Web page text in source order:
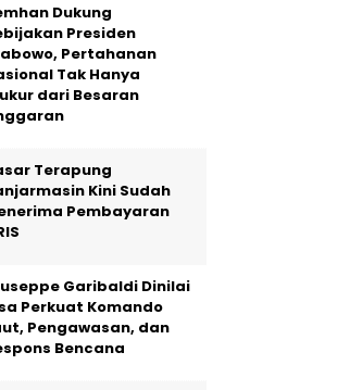
Dukung
Presiden
Pertahanan
Tak Hanya
dari Besaran
Terapung
Kini Sudah
Pembayaran
Garibaldi Dinilai
Perkuat Komando
Pengawasan, dan
Bencana